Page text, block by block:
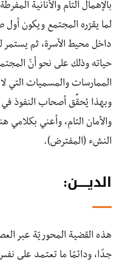
بالإهمال التام والأنانية
لما يقرّره المجتمع ويكون
داخل محيط الأسرة، ثم
حياته وذلك على نحو أنّ
الممارسات والمسميات التي
وبهذا يُحقِّق أصحاب النفوذ في
والأمان التام، وأعني بكلامي
النشء (المفترض).
الديــــن:
هذه القضية المحوريّة عبر
جدًا، ودائمًا ما تعتمد على